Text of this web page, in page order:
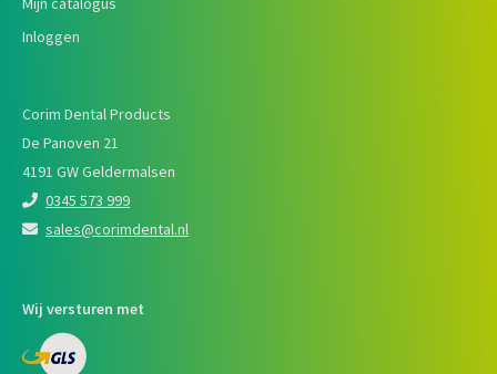
Inloggen
Corim Dental Products
De Panoven 21
4191 GW Geldermalsen
0345 573 999
sales@corimdental.nl
Wij versturen met